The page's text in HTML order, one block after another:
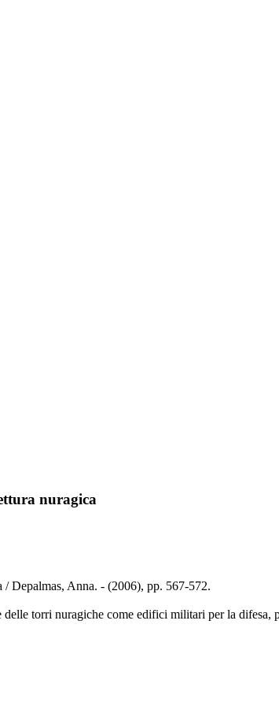
nuragica
/ Depalmas, Anna. - (2006), pp. 567-572.
torri nuragiche come edifici militari per la difesa,